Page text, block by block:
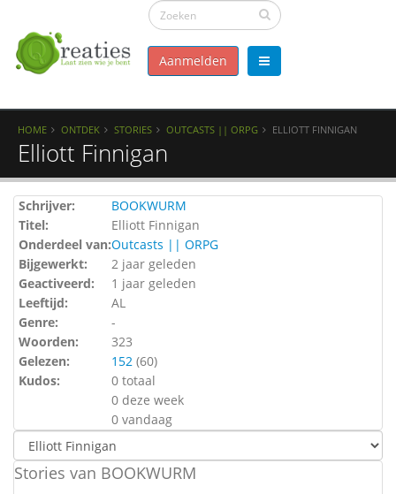
Aanmelden
HOME ONTDEK STORIES OUTCASTS || ORPG ELLIOTT FINNIGAN
Elliott Finnigan
Schrijver:
BOOKWURM
Titel:
Elliott Finnigan
Onderdeel van:Outcasts || ORPG
Bijgewerkt:
2 jaar geleden
Geactiveerd:
1 jaar geleden
Leeftijd:
AL
Genre:
-
Woorden:
323
Gelezen:
152 (60)
Kudos:
0 totaal
0 deze week
0 vandaag
Stories van BOOKWURM